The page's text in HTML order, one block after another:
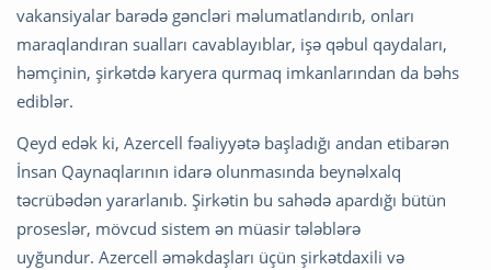
vakansiyalar barədə gəncləri məlumatlandırıb, onları
maraqlandıran sualları cavablayıblar, işə qəbul qaydaları,
həmçinin, şirkətdə karyera qurmaq imkanlarından da bəhs
ediblər.
Qeyd edək ki, Azercell fəaliyyətə başladığı andan etibarən
İnsan Qaynaqlarının idarə olunmasında beynəlxalq
təcrübədən yararlanıb. Şirkətin bu sahədə apardığı bütün
proseslər, mövcud sistem ən müasir tələblərə
uyğundur. Azercell əməkdaşları üçün şirkətdaxili və